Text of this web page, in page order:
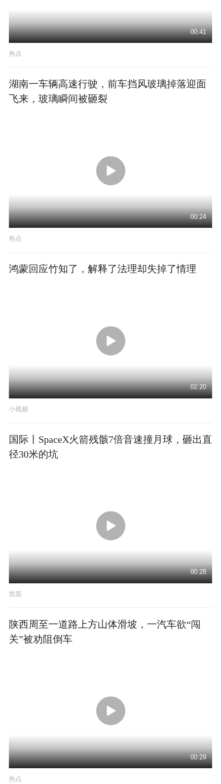
00:41
热点
湖南一车辆高速行驶，前车挡风玻璃掉落迎面
飞来，玻璃瞬间被砸裂
00:24
热点
鸿蒙回应竹知了，解释了法理却失掉了情理
02:20
小视频
国际丨SpaceX火箭残骸7倍音速撞月球，砸出直
径30米的坑
00:28
世面
陕西周至一道路上方山体滑坡，一汽车欲“闯
关”被劝阻倒车
00:29
热点